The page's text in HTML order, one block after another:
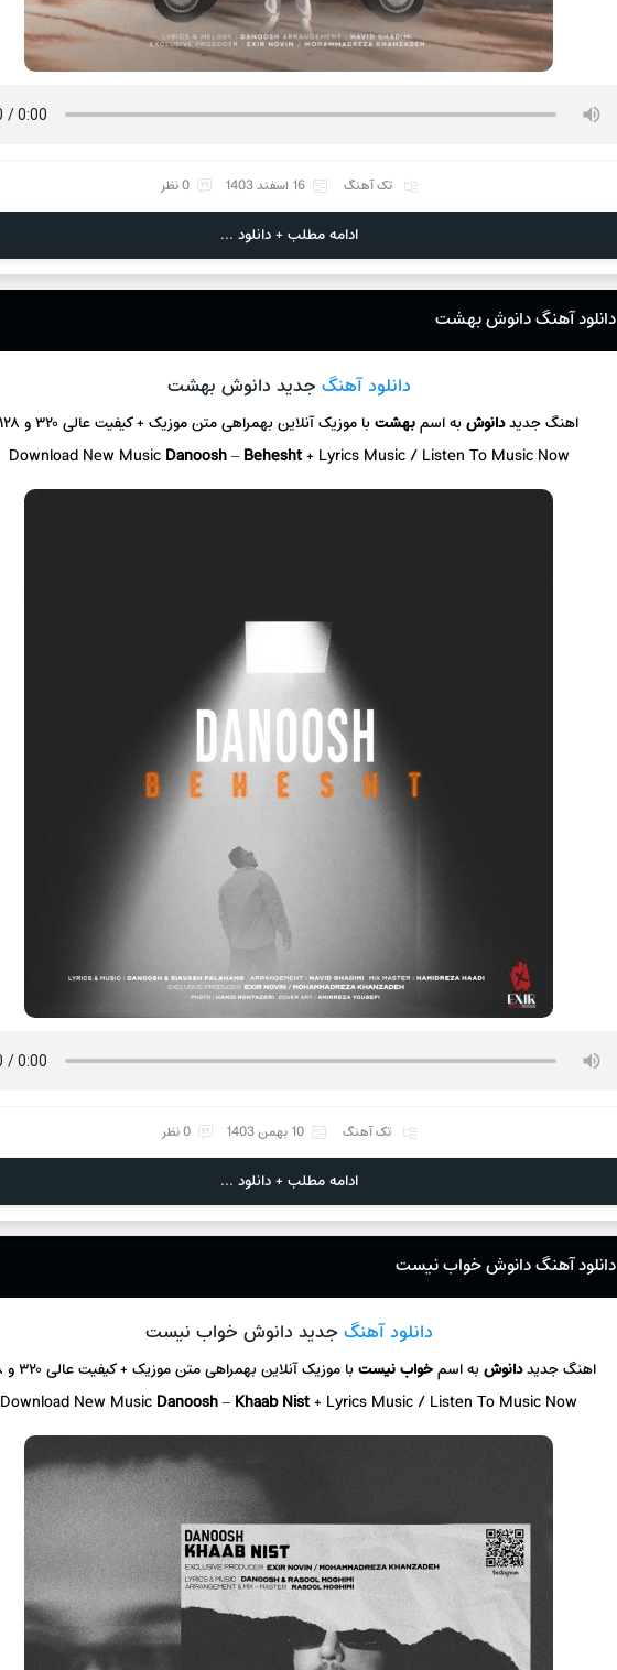
تک آهنگ 16 اسفند 1403 0 نظر
ادامه مطلب + دانلود ...
دانلود آهنگ دانوش بهشت
دانلود آهنگ جدید دانوش بهشت
اهنگ جدیددانوشبه اسمبهشتبا موزیک آنلاینبهمراهی متن موزیک + کیفیت عالی ۳۲۰ و ۱۲۸
Download New Music Danoosh–Behesht+ Lyrics Music / Listen To Music Now
تک آهنگ 10 بهمن 1403 0 نظر
ادامه مطلب + دانلود ...
دانلود آهنگ دانوش خواب نیست
دانلود آهنگ جدید دانوش خواب نیست
اهنگ جدیددانوشبه اسمخواب نیستبا موزیک آنلاینبهمراهی متن موزیک + کیفیت عالی ۳۲۰ و ۱۲۸
Download New Music Danoosh– Khaab Nist+ Lyrics Music / Listen To Music Now